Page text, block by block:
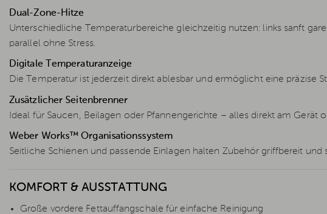
Dual-Zone-Hitze
Unterschiedliche Temperaturbereiche gleichzeitig nutzen: links sanft
parallel ohne Stress.
Digitale Temperaturanzeige
Die Temperatur ist jederzeit direkt ablesbar und ermöglicht eine präzise
Zusätzlicher Seitenbrenner
Ideal für Saucen, Beilagen oder Pfannengerichte – alles direkt am Gerät
Weber Works™ Organisationssystem
Seitliche Schienen und passende Einlagen halten Zubehör griffbereit
KOMFORT & AUSSTATTUNG
Große vordere Fettauffangschale für einfache Reinigung